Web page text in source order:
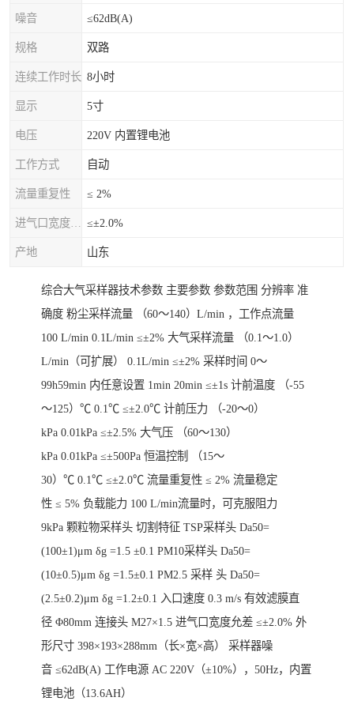
噪音 ≤62dB(A)
规格 双路
连续工作时长 8小时
显示 5寸
电压 220V 内置锂电池
工作方式 自动
流量重复性 ≤ 2%
≤±2.0%
产地 山东
综合大气采样器技术参数 主要参数 参数范围 分辨率 准
确度 粉尘采样流量 （60～140）L/min ，工作点流量
100 L/min 0.1L/min ≤±2% 大气采样流量 （0.1～1.0）
L/min（可扩展） 0.1L/min ≤±2% 采样时间 0～
99h59min 内任意设置 1min 20min ≤±1s 计前温度 （-55
～125）℃ 0.1℃ ≤±2.0℃ 计前压力 （-20～0）
kPa 0.01kPa ≤±2.5% 大气压 （60～130）
kPa 0.01kPa ≤±500Pa 恒温控制 （15～
30）℃ 0.1℃ ≤±2.0℃ 流量重复性 ≤ 2% 流量稳定
性 ≤ 5% 负载能力 100 L/min流量时，可克服阻力
9kPa 颗粒物采样头 切割特征 TSP采样头 Da50=
(100±1)μm δg =1.5 ±0.1 PM10采样头 Da50=
(10±0.5)μm δg =1.5±0.1 PM2.5 采样 头 Da50=
(2.5±0.2)μm δg =1.2±0.1 入口速度 0.3 m/s 有效滤膜直
径 Φ80mm 连接头 M27×1.5 进气口宽度允差 ≤±2.0% 外
形尺寸 398×193×288mm（长×宽×高） 采样器噪
音 ≤62dB(A) 工作电源 AC 220V（±10%），50Hz，内置
锂电池（13.6AH）